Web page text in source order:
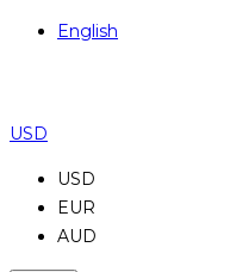
English
USD
USD
EUR
AUD